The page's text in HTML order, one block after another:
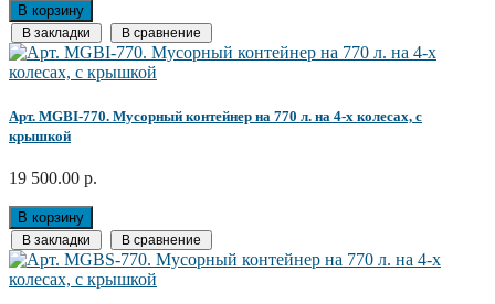
В корзину
В закладки В сравнение
Арт. MGBI-770. Мусорный контейнер на 770 л. на 4-х колесах, с
крышкой
19 500.00 р.
В корзину
В закладки В сравнение